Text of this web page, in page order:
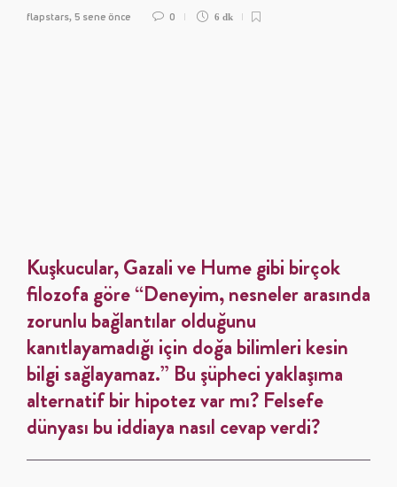
flapstars, 5 sene önce 0 6 dk
Kuşkucular, Gazali ve Hume gibi birçok
filozofa göre “Deneyim, nesneler arasında
zorunlu bağlantılar olduğunu
kanıtlayamadığı için doğa bilimleri kesin
bilgi sağlayamaz.” Bu şüpheci yaklaşıma
alternatif bir hipotez var mı? Felsefe
dünyası bu iddiaya nasıl cevap verdi?